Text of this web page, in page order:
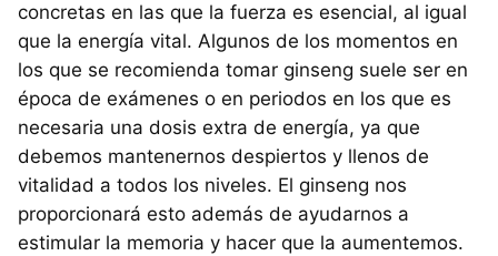
concretas en las que la fuerza es esencial, al igual
que la energía vital. Algunos de los momentos en
los que se recomienda tomar ginseng suele ser en
época de exámenes o en periodos en los que es
necesaria una dosis extra de energía, ya que
debemos mantenernos despiertos y llenos de
vitalidad a todos los niveles. El ginseng nos
proporcionará esto además de ayudarnos a
estimular la memoria y hacer que la aumentemos.